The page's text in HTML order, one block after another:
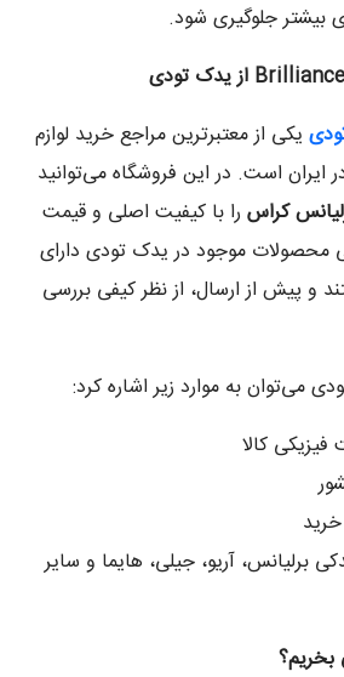
بیشتر جلوگیری شود.
از یدک تودی
یکی از معتبرترین مراجع خرید لوازم
است. در این فروشگاه می‌توانید
کراس را با کیفیت اصلی و قیمت
محصولات موجود در یدک تودی دارای
و پیش از ارسال، از نظر کیفی بررسی
می‌توان به موارد زیر اشاره کرد:
کالا
برلیانس، آریو، جیلی، هایما و سایر
بخریم؟